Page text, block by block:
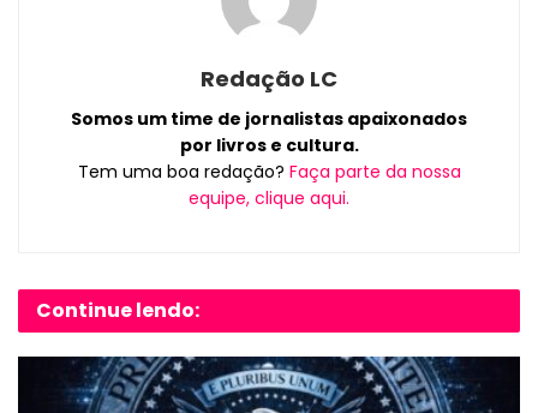
Redação LC
Somos um time de jornalistas apaixonados
por livros e cultura.
Tem uma boa redação? Faça parte da nossa
equipe, clique aqui.
Continue lendo: